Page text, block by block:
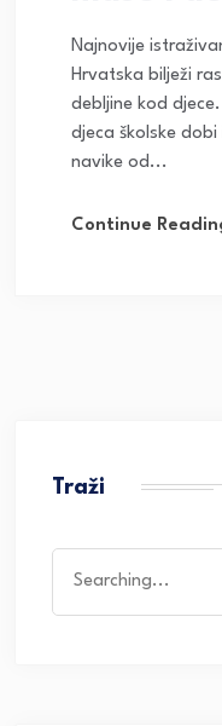
Najnovije
Hrvatska bilježi
debljine kod
djeca školske dobi
navike od...
Continue
Traži
for: